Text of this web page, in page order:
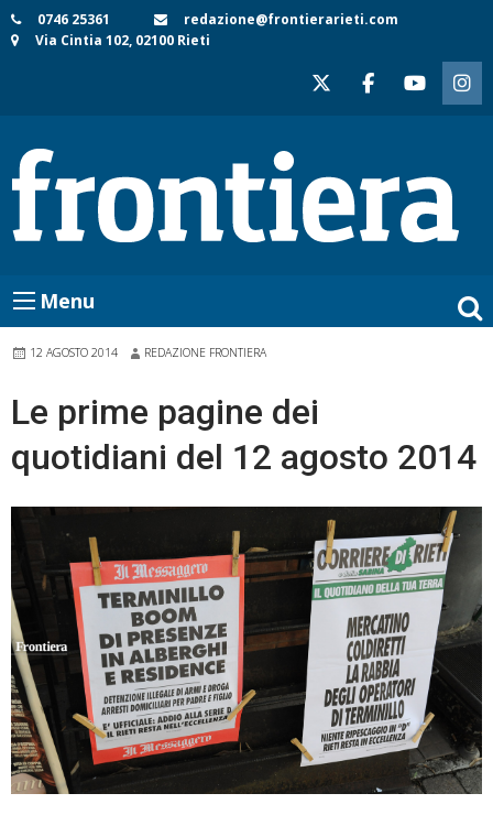
Skip
to
0746 25361
redazione@frontierarieti.com
Via Cintia 102, 02100 Rieti
Menu
12 AGOSTO 2014 REDAZIONE FRONTIERA
Le prime pagine dei
quotidiani del 12 agosto 2014